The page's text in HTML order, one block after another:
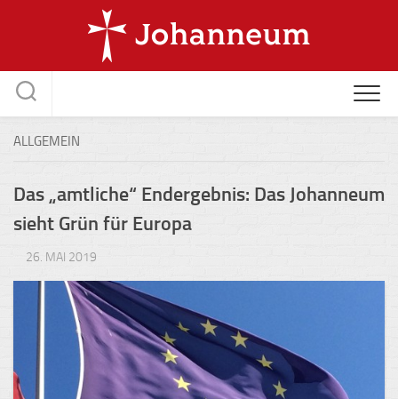
ALLGEMEIN
Das „amtliche“ Endergebnis: Das Johanneum
sieht Grün für Europa
26. MAI 2019